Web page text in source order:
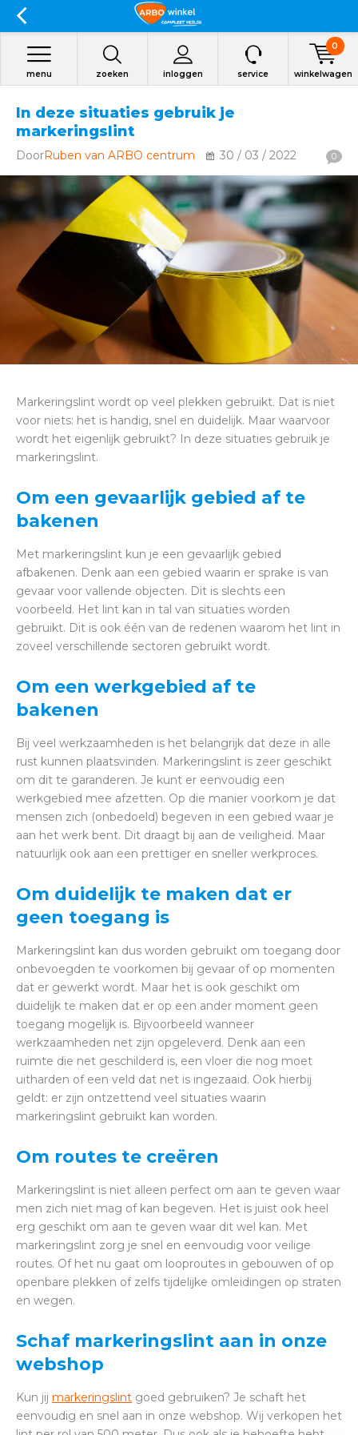
zoeken inloggen
menu service winkelwagen
0
In deze situaties gebruik je
markeringslint
DoorRuben van ARBO centrum 30 / 03 / 2022 0
Markeringslint wordt op veel plekken gebruikt. Dat is niet
voor niets: het is handig, snel en duidelijk. Maar waarvoor
wordt het eigenlijk gebruikt? In deze situaties gebruik je
markeringslint.
Om een gevaarlijk gebied af te
bakenen
Met markeringslint kun je een gevaarlijk gebied
afbakenen. Denk aan een gebied waarin er sprake is van
gevaar voor vallende objecten. Dit is slechts een
voorbeeld. Het lint kan in tal van situaties worden
gebruikt. Dit is ook één van de redenen waarom het lint in
zoveel verschillende sectoren gebruikt wordt.
Om een werkgebied af te
bakenen
Bij veel werkzaamheden is het belangrijk dat deze in alle
rust kunnen plaatsvinden. Markeringslint is zeer geschikt
om dit te garanderen. Je kunt er eenvoudig een
werkgebied mee afzetten. Op die manier voorkom je dat
mensen zich (onbedoeld) begeven in een gebied waar je
aan het werk bent. Dit draagt bij aan de veiligheid. Maar
natuurlijk ook aan een prettiger en sneller werkproces.
Om duidelijk te maken dat er
geen toegang is
Markeringslint kan dus worden gebruikt om toegang door
onbevoegden te voorkomen bij gevaar of op momenten
dat er gewerkt wordt. Maar het is ook geschikt om
duidelijk te maken dat er op een ander moment geen
toegang mogelijk is. Bijvoorbeeld wanneer
werkzaamheden net zijn opgeleverd. Denk aan een
ruimte die net geschilderd is, een vloer die nog moet
uitharden of een veld dat net is ingezaaid. Ook hierbij
geldt: er zijn ontzettend veel situaties waarin
markeringslint gebruikt kan worden.
Om routes te creëren
Markeringslint is niet alleen perfect om aan te geven waar
men zich niet mag of kan begeven. Het is juist ook heel
erg geschikt om aan te geven waar dit wel kan. Met
markeringslint zorg je snel en eenvoudig voor veilige
routes. Of het nu gaat om looproutes in gebouwen of op
openbare plekken of zelfs tijdelijke omleidingen op straten
en wegen.
Schaf markeringslint aan in onze
webshop
Kun jij markeringslint goed gebruiken? Je schaft het
eenvoudig en snel aan in onze webshop. Wij verkopen het